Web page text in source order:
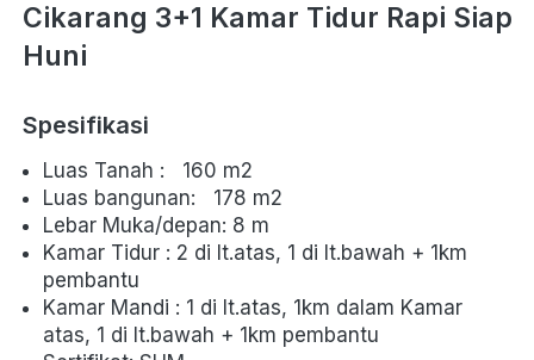
Cikarang 3+1 Kamar Tidur Rapi Siap
Huni
Spesifikasi
Luas Tanah :   160 m2
Luas bangunan:   178 m2
Lebar Muka/depan: 8 m
Kamar Tidur : 2 di lt.atas, 1 di lt.bawah + 1km
pembantu
Kamar Mandi : 1 di lt.atas, 1km dalam Kamar
atas, 1 di lt.bawah + 1km pembantu